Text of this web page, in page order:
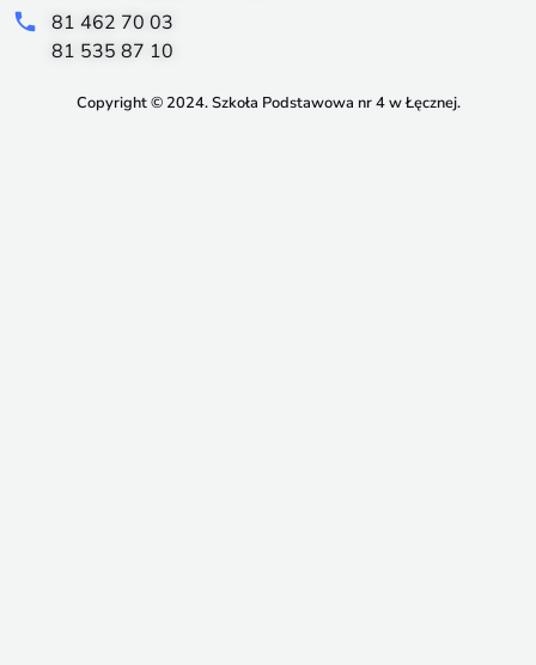
81 462 70 03
81 535 87 10
Copyright © 2024. Szkoła Podstawowa nr 4 w Łęcznej.